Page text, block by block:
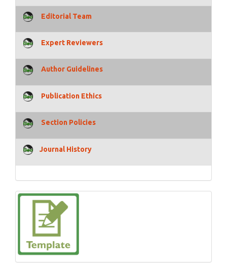
Editorial Team
Expert Reviewers
Author Guidelines
Publication Ethics
Section Policies
Journal History